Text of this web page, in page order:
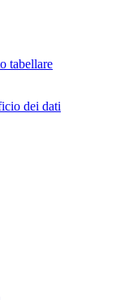
tabellare
dei dati